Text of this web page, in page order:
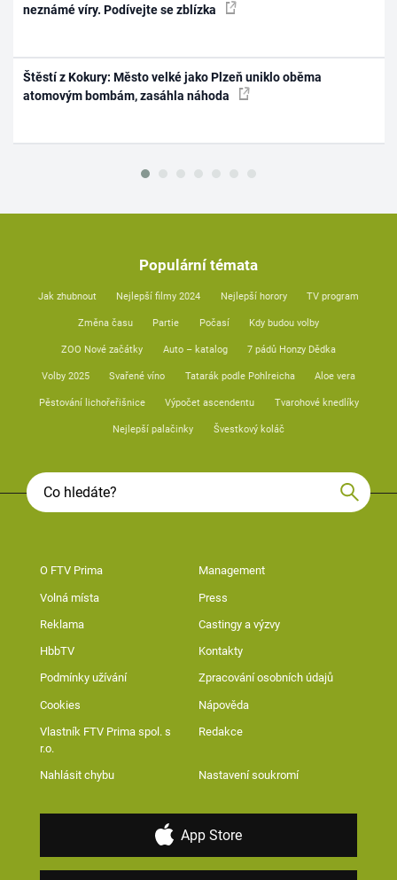
neznámé víry. Podívejte se zblízka
Štěstí z Kokury: Město velké jako Plzeň uniklo oběma
atomovým bombám, zasáhla náhoda
Populární témata
Jak zhubnout Nejlepší filmy 2024 Nejlepší horory TV program
Změna času Partie Počasí Kdy budou volby
ZOO Nové začátky Auto – katalog 7 pádů Honzy Dědka
Volby 2025 Svařené víno Tatarák podle Pohlreicha Aloe vera
Pěstování lichořeřišnice Výpočet ascendentu Tvarohové knedlíky
Nejlepší palačinky Švestkový koláč
O FTV Prima Management
Volná místa Press
Reklama Castingy a výzvy
HbbTV Kontakty
Podmínky užívání Zpracování osobních údajů
Cookies Nápověda
Vlastník FTV Prima spol. s
r.o.
Redakce
Nahlásit chybu Nastavení soukromí
App Store